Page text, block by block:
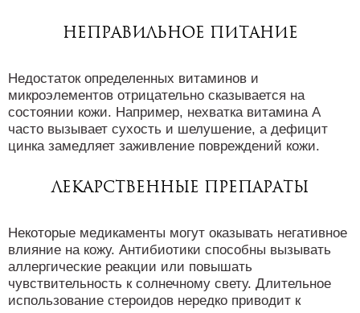
Неправильное питание
Недостаток определенных витаминов и
микроэлементов отрицательно сказывается на
состоянии кожи. Например, нехватка витамина A
часто вызывает сухость и шелушение, а дефицит
цинка замедляет заживление повреждений кожи.
Лекарственные препараты
Некоторые медикаменты могут оказывать негативное
влияние на кожу. Антибиотики способны вызывать
аллергические реакции или повышать
чувствительность к солнечному свету. Длительное
использование стероидов нередко приводит к